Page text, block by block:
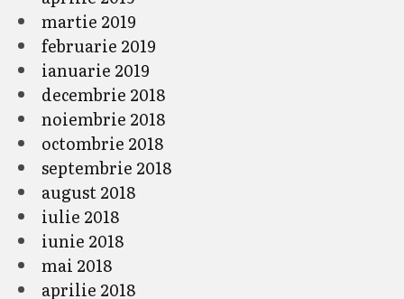
martie 2019
februarie 2019
ianuarie 2019
decembrie 2018
noiembrie 2018
octombrie 2018
septembrie 2018
august 2018
iulie 2018
iunie 2018
mai 2018
aprilie 2018